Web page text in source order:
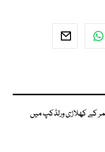
کے کھلاڑی ورلڈکپ میں